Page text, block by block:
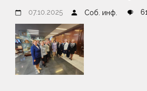
07.10.2025 Соб. инф.